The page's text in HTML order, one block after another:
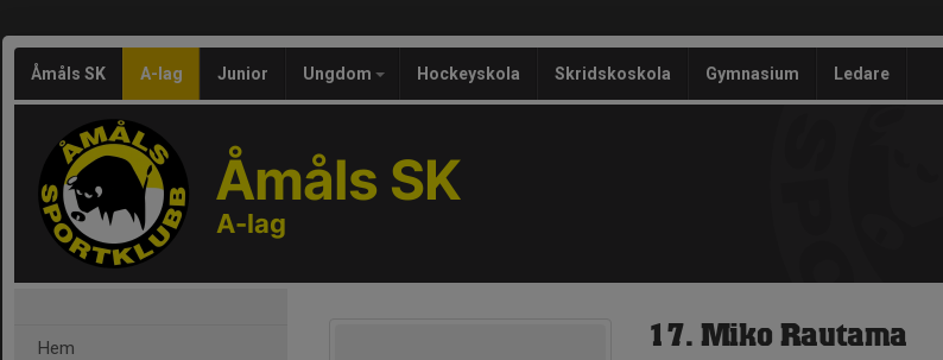
Åmåls SK A-lag Junior Ungdom Hockeyskola Skridskoskola Gymnasium Ledare
Åmåls SK
A-lag
Hem 17. Miko Rautama